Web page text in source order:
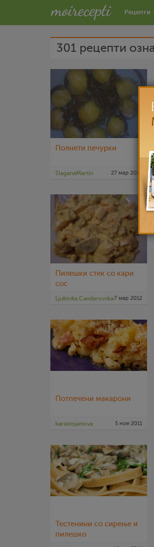
Рецепти
301 рецепти
Полнети печурки
SlaganaMartin 27 мар 2012
Пилешки стек со кари
сос
Ljubinka Cavdarovska7 мар 2012
Потпечени макарони
karastojanova 5 ное 2011
Тестенини со сирење и
пилешко